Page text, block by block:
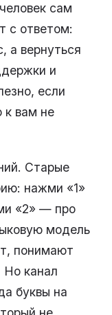
сам
с ответом:
а вернуться
и
если
к вам не
Старые
нажми «1»
«2» — про
модель
понимают
Но канал
буквы на